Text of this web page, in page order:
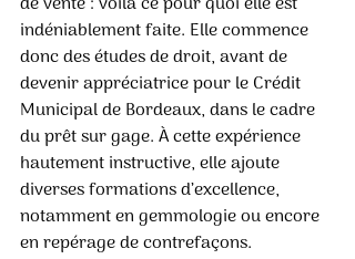
indéniablement faite. Elle commence
donc des études de droit, avant de
devenir appréciatrice pour le Crédit
Municipal de Bordeaux, dans le cadre
du prêt sur gage. À cette expérience
hautement instructive, elle ajoute
diverses formations d’excellence,
notamment en gemmologie ou encore
en repérage de contrefaçons.